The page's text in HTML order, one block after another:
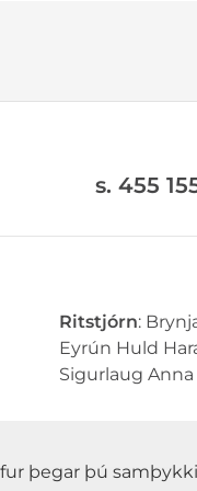
s. 455
Ritstjórn:
Eyrún Huld
Sigurlaug
þegar þú